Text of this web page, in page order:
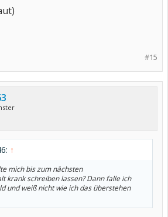
#15
↑
mich bis zum nächsten
krank schreiben lassen? Dann falle ich
und weiß nicht wie ich das überstehen